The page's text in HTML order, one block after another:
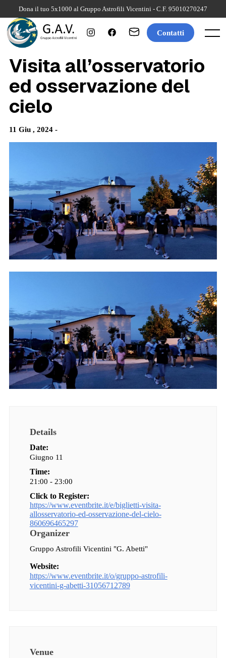
content
Dona il tuo 5x1000 al Gruppo Astrofili Vicentini - C.F. 95010270247
Menu
Contatti
Visita all’osservatorio
ed osservazione del
cielo
11 Giu , 2024 -
Details
Date:
Giugno 11
Time:
21:00 - 23:00
Click to Register:
https://www.eventbrite.it/e/biglietti-visita-
allosservatorio-ed-osservazione-del-cielo-
860696465297
Organizer
Gruppo Astrofili Vicentini "G. Abetti"
Website:
https://www.eventbrite.it/o/gruppo-astrofili-
vicentini-g-abetti-31056712789
Venue